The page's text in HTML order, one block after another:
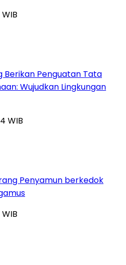
Berikan Penguatan Tata
Wujudkan Lingkungan
WIB
Penyamun berkedok